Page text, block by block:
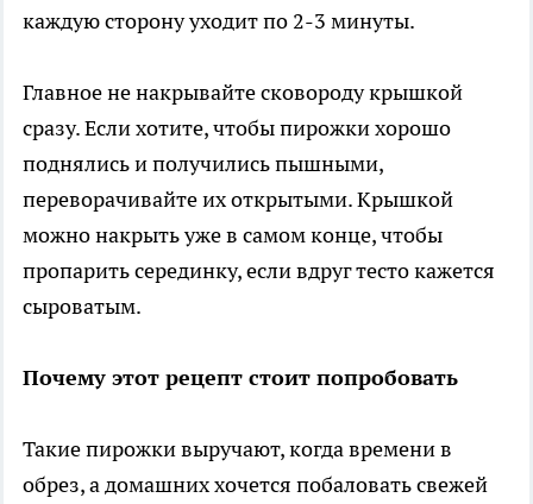
каждую сторону уходит по 2-3 минуты.
Главное не накрывайте сковороду крышкой
сразу. Если хотите, чтобы пирожки хорошо
поднялись и получились пышными,
переворачивайте их открытыми. Крышкой
можно накрыть уже в самом конце, чтобы
пропарить серединку, если вдруг тесто кажется
сыроватым.
Почему этот рецепт стоит попробовать
Такие пирожки выручают, когда времени в
обрез, а домашних хочется побаловать свежей